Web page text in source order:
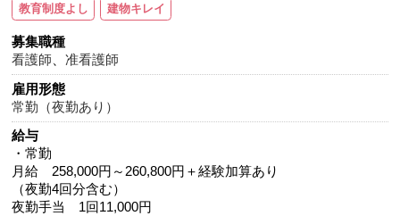
教育制度よし 建物キレイ
募集職種
看護師 、准看護師
雇用形態
常勤（夜勤あり）
給与
・常勤
月給 258,000円～260,800円＋経験加算あり
（夜勤4回分含む）
夜勤手当 1回11,000円